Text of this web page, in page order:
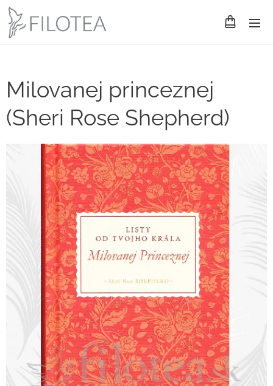
Milovanej princeznej
(Sheri Rose Shepherd)